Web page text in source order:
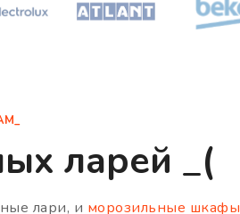
ларей _(
лари, и морозильные шкафы